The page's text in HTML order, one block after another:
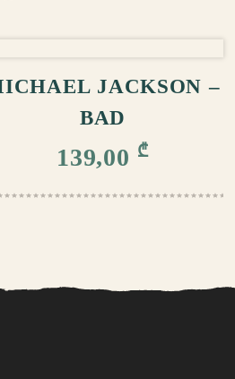
JACKSON –
BAD
139,00 ₾